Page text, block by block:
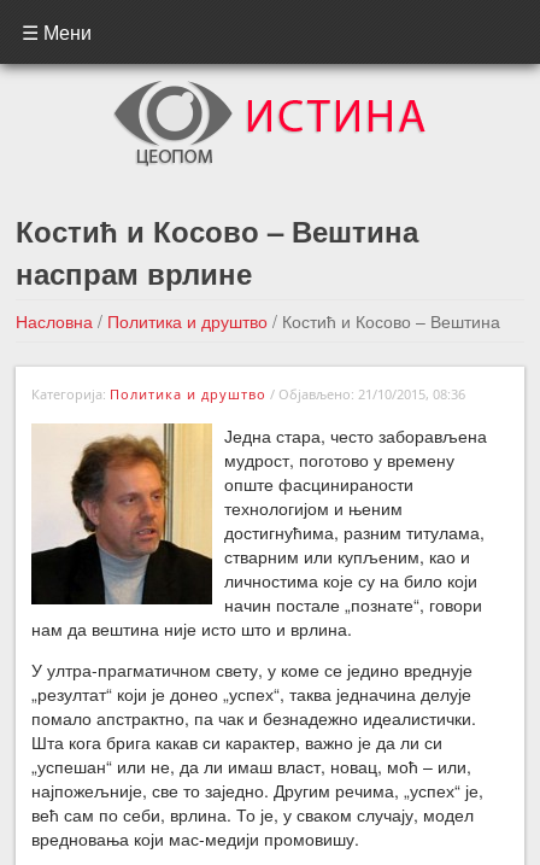
☰ Мени
Костић и Косово – Вештина
наспрам врлине
Насловна / Политика и друштво / Костић и Косово – Вештина
наспрам врлине
←Претходна вест
Следећа вест →
Категорија: Политика и друштво / Објављено: 21/10/2015, 08:36
Једна стара, често заборављена
мудрост, поготово у времену
опште фасцинираности
технологијом и њеним
достигнућима, разним титулама,
стварним или купљеним, као и
личностима које су на било који
начин постале „познате“, говори
нам да вештина није исто што и врлина.
У ултра-прагматичном свету, у коме се једино вреднује
„резултат“ који је донео „успех“, таква једначина делује
помало апстрактно, па чак и безнадежно идеалистички.
Шта кога брига какав си карактер, важно је да ли си
„успешан“ или не, да ли имаш власт, новац, моћ – или,
најпожељније, све то заједно. Другим речима, „успех“ је,
већ сам по себи, врлина. То је, у сваком случају, модел
вредновања који мас-медији промовишу.